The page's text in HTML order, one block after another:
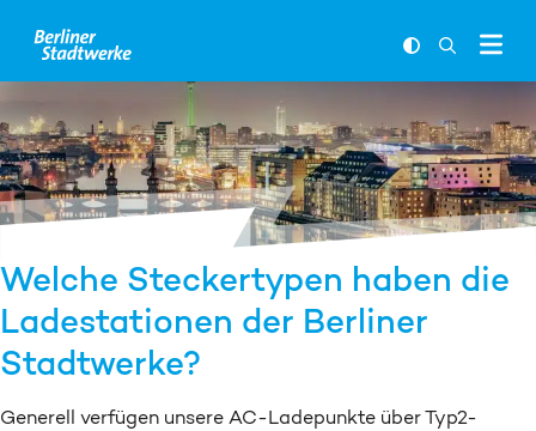
Welche Steckertypen haben die
Ladestationen der Berliner
Stadtwerke?
Generell verfügen unsere AC-Ladepunkte über Typ2-